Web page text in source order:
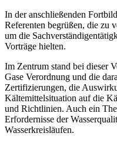
In der anschließenden
Referenten begrüßen, die zu
um die
Vorträge hielten.
Im Zentrum stand bei dieser
Gase Verordnung und die
Zertifizierungen, die
Kältemittelsituation auf die
und Richtlinien. Auch ein
Erfordernisse der
Wasserkreisläufen.